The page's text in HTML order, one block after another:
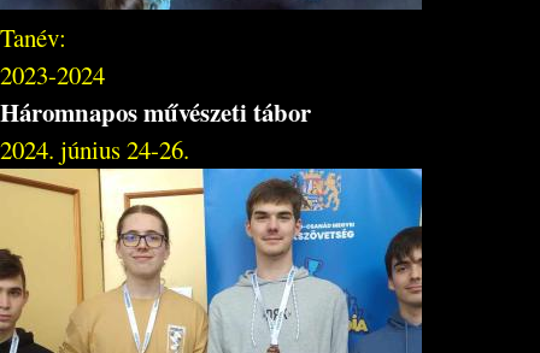
Tanév:
2023-2024
Háromnapos művészeti tábor
2024. június 24-26.